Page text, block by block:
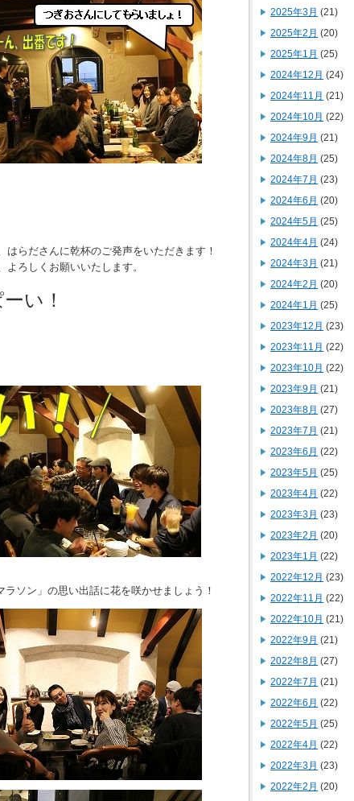
はらださんに乾杯のご発声をいただきます！
よろしくお願いいたします。
い！
ソン」の思い出話に花を咲かせましょう！
2025年3月 (21)
2025年2月 (20)
2025年1月 (25)
2024年12月 (24)
2024年11月 (21)
2024年10月 (22)
2024年9月 (21)
2024年8月 (25)
2024年7月 (23)
2024年6月 (20)
2024年5月 (25)
2024年4月 (24)
2024年3月 (21)
2024年2月 (20)
2024年1月 (25)
2023年12月 (23)
2023年11月 (22)
2023年10月 (22)
2023年9月 (21)
2023年8月 (27)
2023年7月 (21)
2023年6月 (22)
2023年5月 (25)
2023年4月 (22)
2023年3月 (23)
2023年2月 (20)
2023年1月 (22)
2022年12月 (23)
2022年11月 (22)
2022年10月 (21)
2022年9月 (21)
2022年8月 (27)
2022年7月 (21)
2022年6月 (22)
2022年5月 (25)
2022年4月 (22)
2022年3月 (23)
2022年2月 (20)